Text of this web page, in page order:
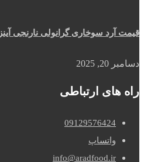
قیمت آرد سوخاری گرانولی نارنجی آینز ۲ کیلویی در آذر ۱۴۰۴
دسامبر 20, 2025
راه های ارتباطی
09129576424
واتساپ
info@aradfood.ir